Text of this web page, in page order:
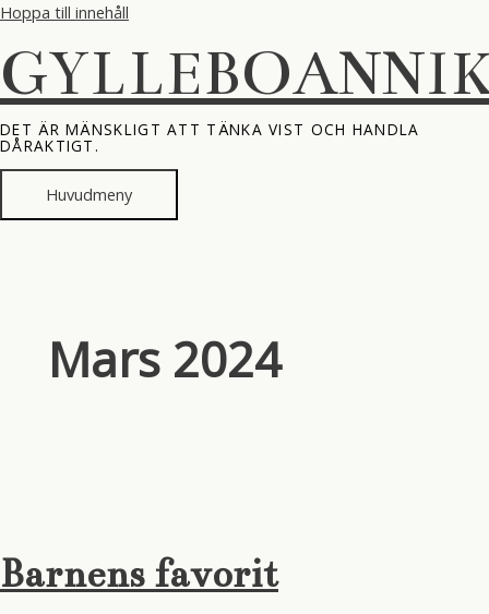
Hoppa till innehåll
DET ÄR MÄNSKLIGT ATT TÄNKA VIST OCH HANDLA
DÅRAKTIGT.
Huvudmeny
Mars 2024
Barnens favorit